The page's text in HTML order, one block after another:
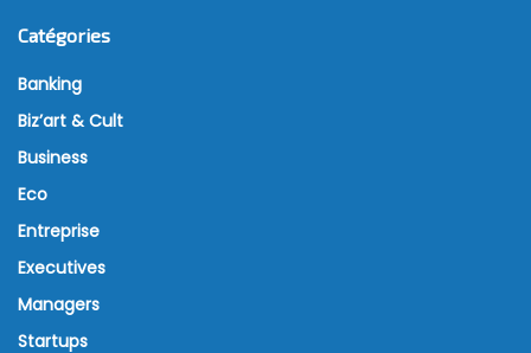
Catégories
Banking
Biz’art & Cult
Business
Eco
Entreprise
Executives
Managers
Startups